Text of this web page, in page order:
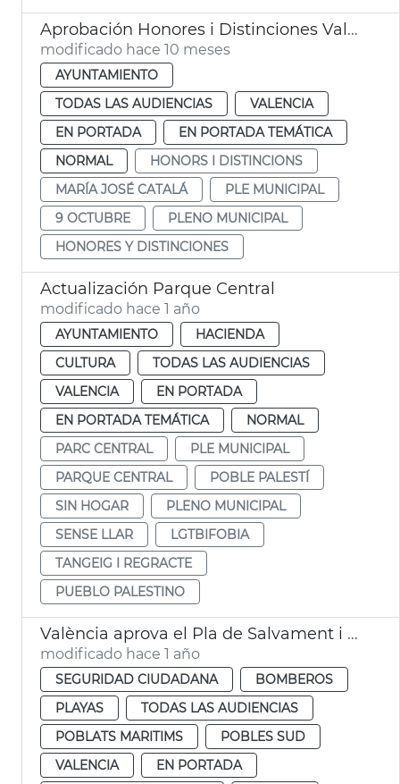
Aprobación Honores i Distinciones València Pleno Municipal
modificado hace 10 meses
AYUNTAMIENTO
TODAS LAS AUDIENCIAS
VALENCIA
EN PORTADA
EN PORTADA TEMÁTICA
NORMAL
HONORS I DISTINCIONS
MARÍA JOSÉ CATALÁ
PLE MUNICIPAL
9 OCTUBRE
PLENO MUNICIPAL
HONORES Y DISTINCIONES
Actualización Parque Central
modificado hace 1 año
AYUNTAMIENTO
HACIENDA
CULTURA
TODAS LAS AUDIENCIAS
VALENCIA
EN PORTADA
EN PORTADA TEMÁTICA
NORMAL
PARC CENTRAL
PLE MUNICIPAL
PARQUE CENTRAL
POBLE PALESTÍ
SIN HOGAR
PLENO MUNICIPAL
SENSE LLAR
LGTBIFOBIA
TANGEIG I REGRACTE
PUEBLO PALESTINO
València aprova el Pla de Salvament i Socorrisme a les platges de la ciutat
modificado hace 1 año
SEGURIDAD CIUDADANA
BOMBEROS
PLAYAS
TODAS LAS AUDIENCIAS
POBLATS MARITIMS
POBLES SUD
VALENCIA
EN PORTADA